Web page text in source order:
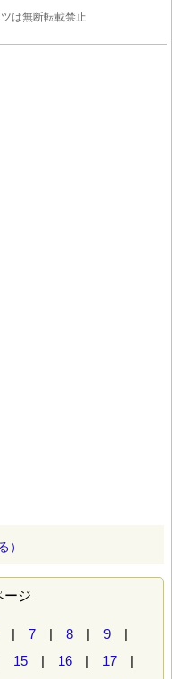
は無断転載禁止
）
ージ
| 7 | 8 | 9 |
15 | 16 | 17 |